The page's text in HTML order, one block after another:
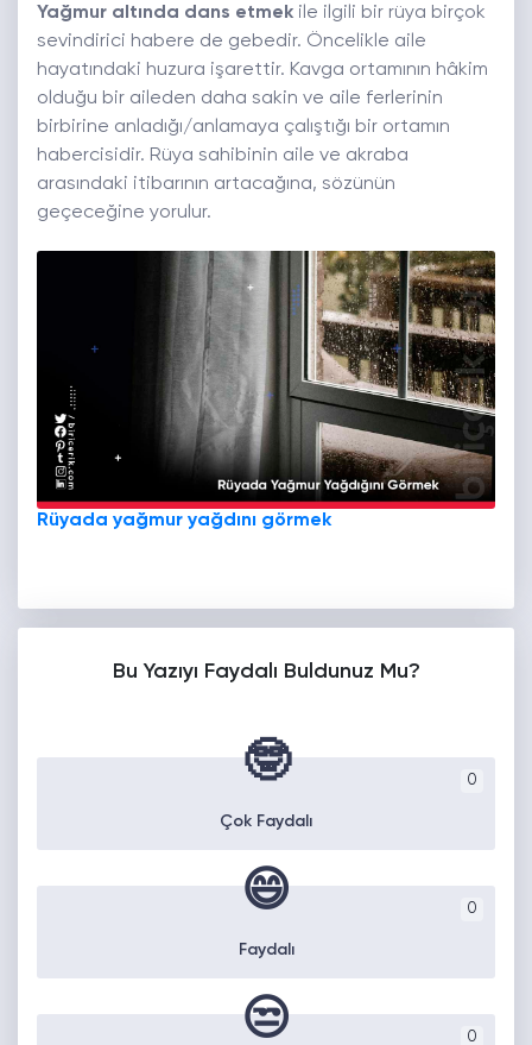
Yağmur altında dans etmek ile ilgili bir rüya birçok
sevindirici habere de gebedir. Öncelikle aile
hayatındaki huzura işarettir. Kavga ortamının hâkim
olduğu bir aileden daha sakin ve aile ferlerinin
birbirine anladığı/anlamaya çalıştığı bir ortamın
habercisidir. Rüya sahibinin aile ve akraba
arasındaki itibarının artacağına, sözünün
geçeceğine yorulur.
Rüyada yağmur yağdını görmek
Bu Yazıyı Faydalı Buldunuz Mu?
0
🤓
Çok Faydalı
0
😄
Faydalı
0
😒